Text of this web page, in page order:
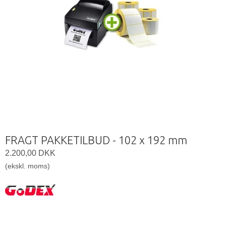
FRAGT PAKKETILBUD - 102 x 192 mm
2.200,00 DKK
(ekskl. moms)